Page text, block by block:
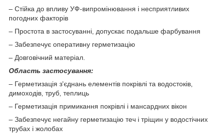
– Стійка до впливу УФ-випромінювання і несприятливих
погодних факторів
– Простота в застосуванні, допускає подальше фарбування
– Забезпечує оперативну герметизацію
– Довговічний матеріал.
Область застосування:
– Герметизація з'єднань елементів покрівлі та водостоків,
димоходів, труб, теплиць
– Герметизація примикання покрівлі і мансардних вікон
– Забезпечує негайну герметизацію теч і тріщин у водостічних
трубах і жолобах